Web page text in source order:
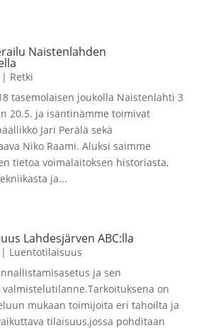
Naistenlahden
| Retki
tasemolaisen joukolla Naistenlahti 3
20.5. ja isäntinämme toimivat
Jari Perälä sekä
Niko Raami. Aluksi saimme
tietoa voimalaitoksen historiasta,
ja...
Lahdesjärven ABC:lla
| Luentotilaisuus
ja sen
on
mukaan toimijoita eri tahoilta ja
tilaisuus,jossa pohditaan